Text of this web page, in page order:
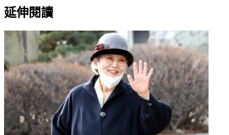
延伸閱讀